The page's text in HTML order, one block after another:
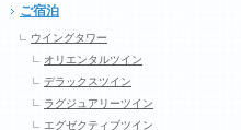
ご宿泊
ウイングタワー
オリエンタルツイン
デラックスツイン
ラグジュアリーツイン
エグゼクティブツイン